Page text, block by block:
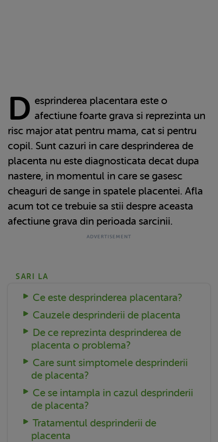
D esprinderea placentara este o
afectiune foarte grava si reprezinta un
risc major atat pentru mama, cat si pentru
copil. Sunt cazuri in care desprinderea de
placenta nu este diagnosticata decat dupa
nastere, in momentul in care se gasesc
cheaguri de sange in spatele placentei. Afla
acum tot ce trebuie sa stii despre aceasta
afectiune grava din perioada sarcinii.
SARI LA
Ce este desprinderea placentara?
Cauzele desprinderii de placenta
De ce reprezinta desprinderea de
placenta o problema?
Care sunt simptomele desprinderii
de placenta?
Ce se intampla in cazul desprinderii
de placenta?
Tratamentul desprinderii de
placenta